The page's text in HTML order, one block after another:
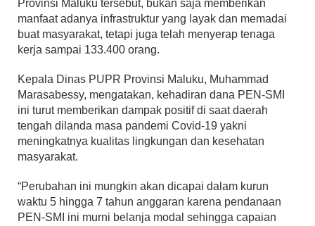
Provinsi Maluku tersebut, bukan saja memberikan
manfaat adanya infrastruktur yang layak dan memadai
buat masyarakat, tetapi juga telah menyerap tenaga
kerja sampai 133.400 orang.
Kepala Dinas PUPR Provinsi Maluku, Muhammad
Marasabessy, mengatakan, kehadiran dana PEN-SMI
ini turut memberikan dampak positif di saat daerah
tengah dilanda masa pandemi Covid-19 yakni
meningkatnya kualitas lingkungan dan kesehatan
masyarakat.
“Perubahan ini mungkin akan dicapai dalam kurun
waktu 5 hingga 7 tahun anggaran karena pendanaan
PEN-SMI ini murni belanja modal sehingga capaian